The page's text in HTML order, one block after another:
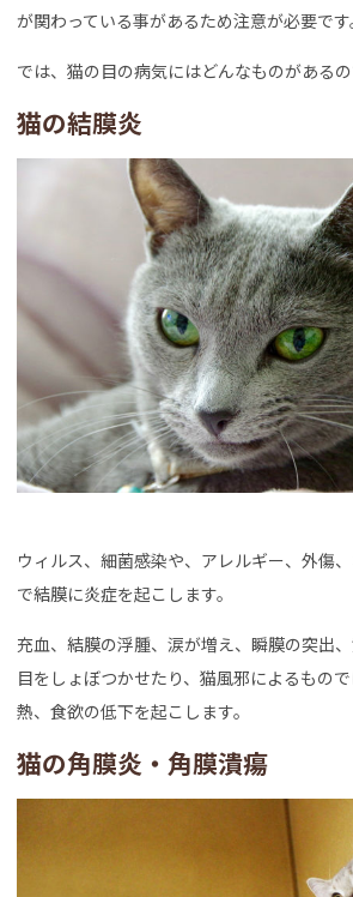
が関わっている事があるため注意が必要です
では、猫の目の病気にはどんなものがある
猫の結膜炎
ウィルス、細菌感染や、アレルギー、外傷
で結膜に炎症を起こします。
充血、結膜の浮腫、涙が増え、瞬膜の突出
目をしょぼつかせたり、猫風邪によるもの
熱、食欲の低下を起こします。
猫の角膜炎・角膜潰瘍